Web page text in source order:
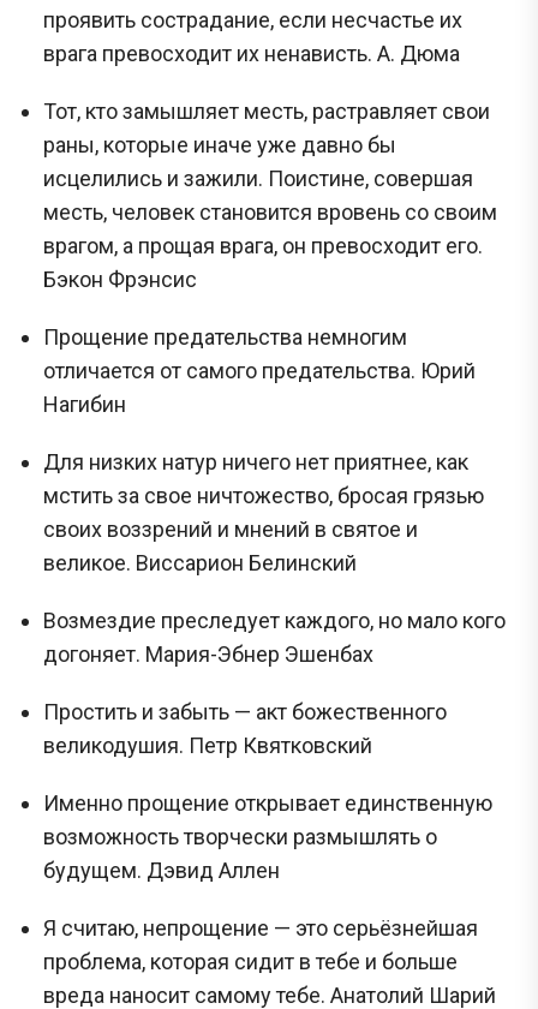
проявить сострадание, если несчастье их
врага превосходит их ненависть. А. Дюма
Тот, кто замышляет месть, растравляет свои
раны, которые иначе уже давно бы
исцелились и зажили. Поистине, совершая
месть, человек становится вровень со своим
врагом, а прощая врага, он превосходит его.
Бэкон Фрэнсис
Прощение предательства немногим
отличается от самого предательства. Юрий
Нагибин
Для низких натур ничего нет приятнее, как
мстить за свое ничтожество, бросая грязью
своих воззрений и мнений в святое и
великое. Виссарион Белинский
Возмездие преследует каждого, но мало кого
догоняет. Мария-Эбнер Эшенбах
Простить и забыть — акт божественного
великодушия. Петр Квятковский
Именно прощение открывает единственную
возможность творчески размышлять о
будущем. Дэвид Аллен
Я считаю, непрощение — это серьёзнейшая
проблема, которая сидит в тебе и больше
вреда наносит самому тебе. Анатолий Шарий